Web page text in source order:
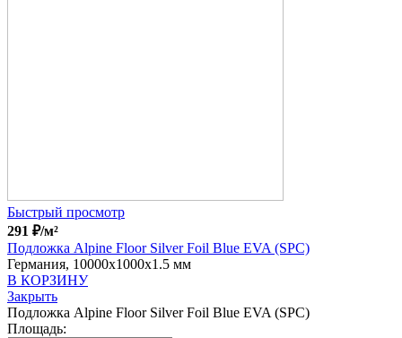
Быстрый просмотр
291 ₽/м²
Подложка Alpine Floor Silver Foil Blue EVA (SPC)
Германия, 10000x1000x1.5 мм
В КОРЗИНУ
Закрыть
Подложка Alpine Floor Silver Foil Blue EVA (SPC)
Площадь: